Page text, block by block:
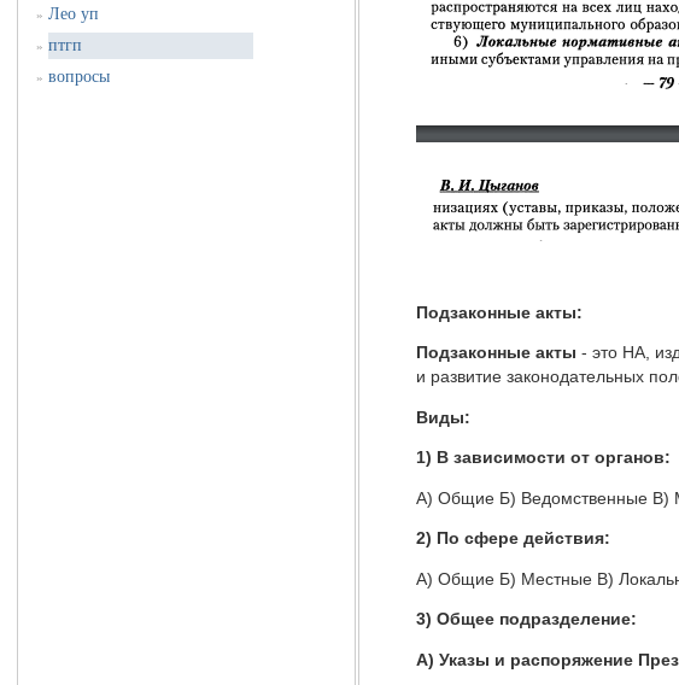
» Лео уп
» птгп
» вопросы
Подзаконные акты:
Подзаконные акты - это НА,
и развитие законодательных
Виды:
1) В зависимости от органов:
А) Общие Б) Ведомственные В)
2) По сфере действия:
А) Общие Б) Местные В)
3) Общее подразделение:
А) Указы и распоряжение